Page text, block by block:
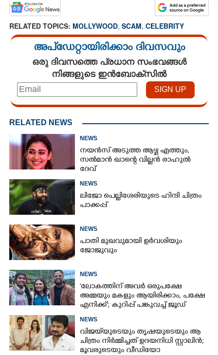
RELATED TOPICS: MOLLYWOOD, SCAM, CELEBRITY
അപ്ഡേറ്റായിരിക്കാം ദിവസവും
ഒരു ദിവസത്തെ പ്രധാന സംഭവങ്ങൾ
നിങ്ങളുടെ ഇൻബോക്സിൽ
RELATED NEWS
NEWS
നയൻസ് അടുത്ത ആഴ്ച എത്തും,
സൽമാൻ ഖാന്റെ വില്ലൻ രാഹുൽ
ദേവ്
NEWS
ലിജോ പെല്ലിശേരിയുടെ ഹിന്ദി ചിത്രം
പാക്കപ്പ്
NEWS
പാതി മുഖവുമായി ഉർവശിയും
ജോജുവും
NEWS
'ലോകത്തിന് അവർ ഒരുപക്ഷേ
അമ്മയും മകളും ആയിരിക്കാം, പക്ഷേ
എനിക്ക്'; കുറിപ്പ് പങ്കുവച്ച് ജൂഡ്
NEWS
വിജയ്‌യുടെയും തൃഷയുടെയും ആ
ചിത്രം നിർമ്മിച്ചത് ഉദയനിധി സ്റ്റാലിൻ;
മൂവരുടെയും വീഡിയോ